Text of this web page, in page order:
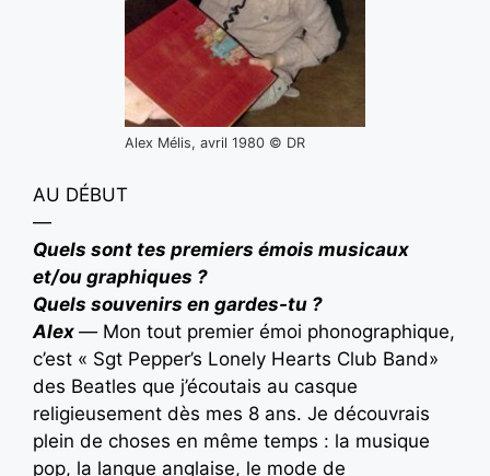
Alex Mélis, avril 1980 © DR
AU DÉBUT
—
Quels sont tes premiers émois musicaux
et/ou graphiques ?
Quels souvenirs en gardes-tu ?
Alex — Mon tout premier émoi phonographique,
c’est « Sgt Pepper’s Lonely Hearts Club Band»
des Beatles que j’écoutais au casque
religieusement dès mes 8 ans. Je découvrais
plein de choses en même temps : la musique
pop, la langue anglaise, le mode de